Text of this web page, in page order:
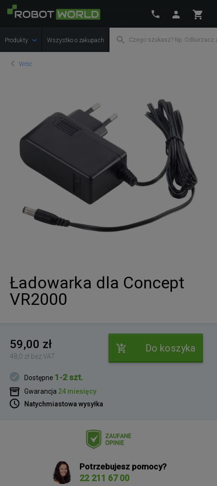
Produkty Wszystko o zakupach
Wróć
Ładowarka dla Concept
VR2000
59,00 zł
48,0 zł bez VAT
Do koszyka
Dostępne 1-2 szt.
Gwarancja 24 miesięcy
Natychmiastowa wysyłka
Potrzebujesz pomocy?
22 211 67 00